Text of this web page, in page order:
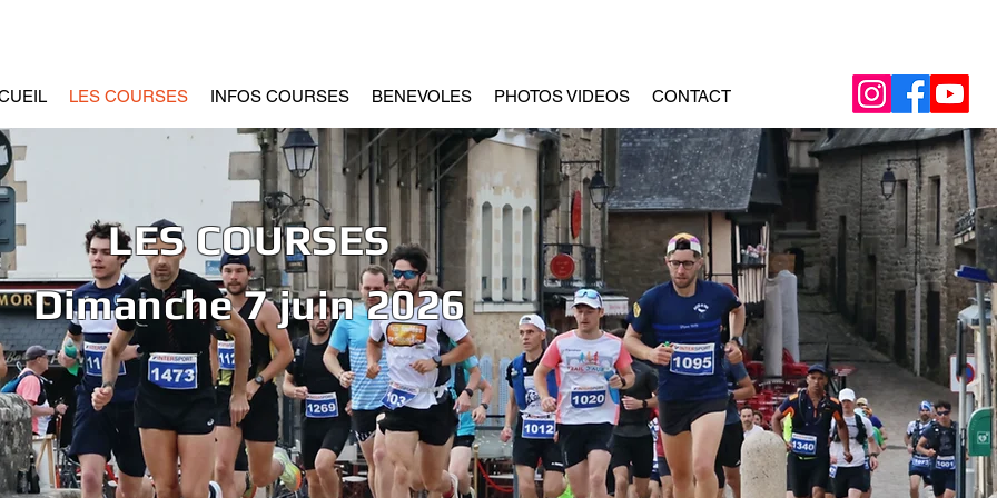
LES COURSES INFOS COURSES BENEVOLES PHOTOS VIDEOS CONTACT
LES COURSES
Dimanche 7 juin 2026